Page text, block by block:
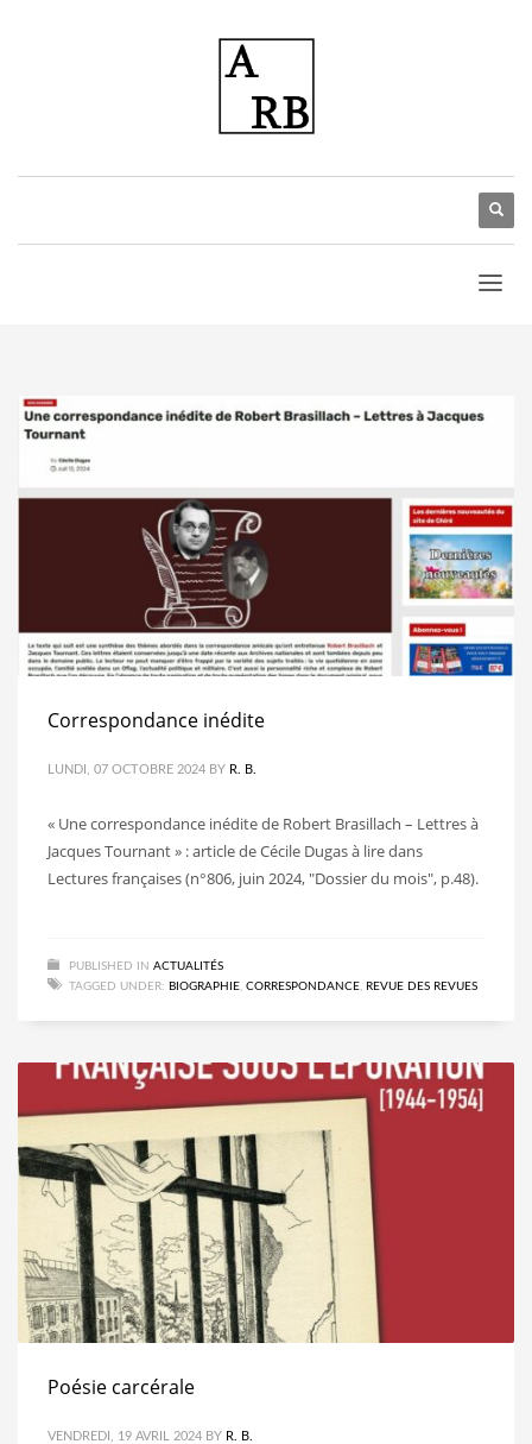
Correspondance inédite
LUNDI, 07 OCTOBRE 2024 BY R. B.
« Une correspondance inédite de Robert Brasillach – Lettres à
Jacques Tournant » : article de Cécile Dugas à lire dans
Lectures françaises (n°806, juin 2024, "Dossier du mois", p.48).
PUBLISHED IN ACTUALITÉS
TAGGED UNDER: BIOGRAPHIE CORRESPONDANCE REVUE DES REVUES
Poésie carcérale
VENDREDI, 19 AVRIL 2024 BY R. B.